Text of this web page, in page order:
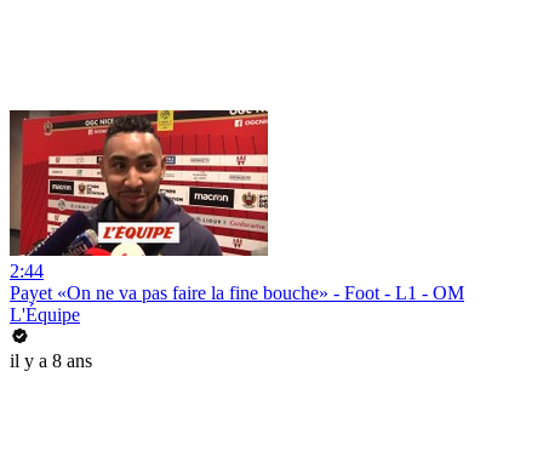
2:44
Payet «On ne va pas faire la fine bouche» - Foot - L1 - OM
L'Équipe
il y a 8 ans